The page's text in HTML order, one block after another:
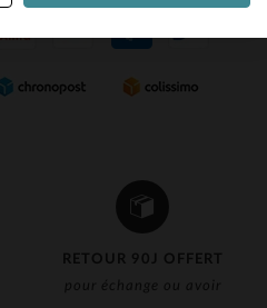
RETOUR 90J OFFERT
pour échange ou avoir